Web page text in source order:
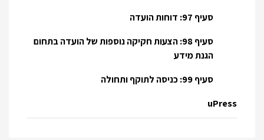
סעיף 97: דוחות הועדה
סעיף 98: הצעות חקיקה נוספות של הועדה בתחום
הגנת מידע
סעיף 99: כניסה לתוקף ותחולה
uPress